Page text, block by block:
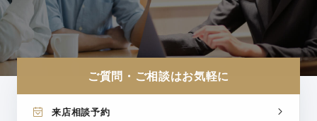
ご質問・ご相談はお気軽に
来店相談予約